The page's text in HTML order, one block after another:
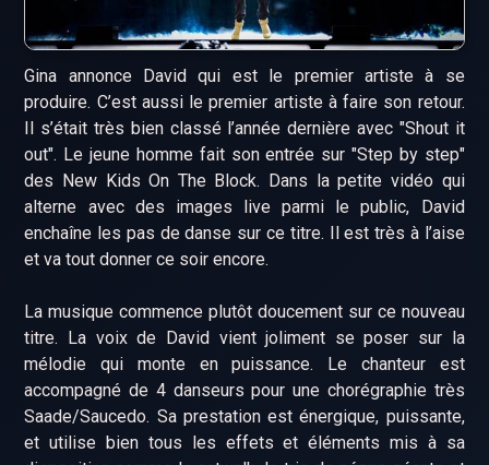
Gina annonce David qui est le premier artiste à se
produire. C’est aussi le premier artiste à faire son retour.
Il s’était très bien classé l’année dernière avec "Shout it
out". Le jeune homme fait son entrée sur "Step by step"
des New Kids On The Block. Dans la petite vidéo qui
alterne avec des images live parmi le public, David
enchaîne les pas de danse sur ce titre. Il est très à l’aise
et va tout donner ce soir encore.
La musique commence plutôt doucement sur ce nouveau
titre. La voix de David vient joliment se poser sur la
mélodie qui monte en puissance. Le chanteur est
accompagné de 4 danseurs pour une chorégraphie très
Saade/Saucedo. Sa prestation est énergique, puissante,
et utilise bien tous les effets et éléments mis à sa